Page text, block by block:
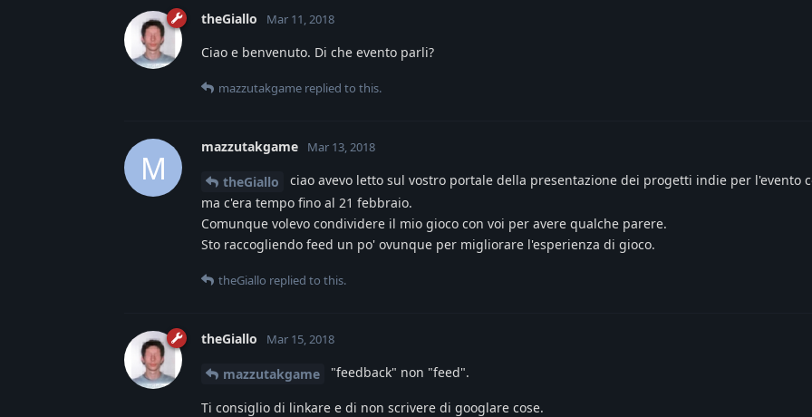
theGiallo Mar 11, 2018
Ciao e benvenuto. Di che evento parli?
mazzutakgame replied to this.
M
mazzutakgame Mar 13, 2018
theGiallo
ciao avevo letto sul vostro portale della presentazione dei progetti indie per l'evento
ma c'era tempo fino al 21 febbraio.
Comunque volevo condividere il mio gioco con voi per avere qualche parere.
Sto raccogliendo feed un po' ovunque per migliorare l'esperienza di gioco.
theGiallo replied to this.
theGiallo Mar 15, 2018
mazzutakgame "feedback" non "feed".
Ti consiglio di linkare e di non scrivere di googlare cose.